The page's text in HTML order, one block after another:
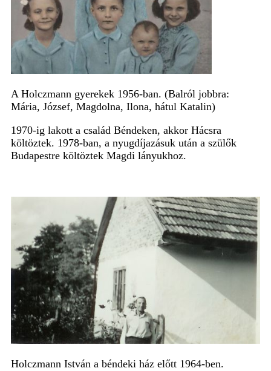
A Holczmann gyerekek 1956-ban. (Balról jobbra:
Mária, József, Magdolna, Ilona, hátul Katalin)
1970-ig lakott a család Béndeken, akkor Hácsra
költöztek. 1978-ban, a nyugdíjazásuk után a szülők
Budapestre költöztek Magdi lányukhoz.
Holczmann István a béndeki ház előtt 1964-ben.